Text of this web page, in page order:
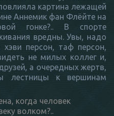
картина лежащей
Аннемик фан Флёйте на
гонке?.. В спорте
вредны. Увы, надо
персон, таф персон,
не милых коллег и,
а очередных жертв,
лестницы к вершинам
когда человек
волком?..